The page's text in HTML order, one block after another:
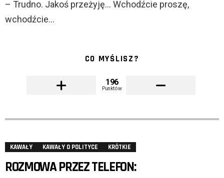
– Trudno. Jakoś przeżyję… Wchodźcie proszę,
wchodźcie…
CO MYŚLISZ?
196
Punktów
KAWAŁY KAWAŁY O POLITYCE KRÓTKIE
ROZMOWA PRZEZ TELEFON: